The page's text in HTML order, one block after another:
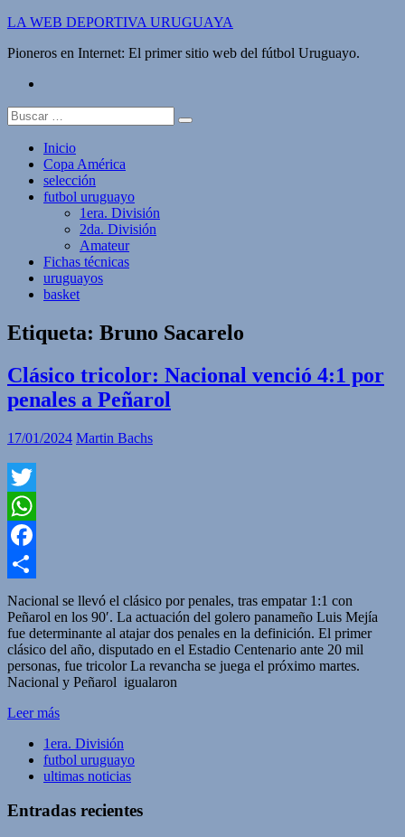
Saltar
contenido
LA WEB DEPORTIVA URUGUAYA
Pioneros en Internet: El primer sitio web del fútbol Uruguayo.
Buscar:
Inicio
Copa América
selección
futbol uruguayo
1era. División
2da. División
Amateur
Fichas técnicas
uruguayos
basket
Etiqueta: Bruno Sacarelo
Clásico tricolor: Nacional venció 4:1 por
penales a Peñarol
17/01/2024 Martin Bachs
Twitter
WhatsApp
Facebook
Compartir
Nacional se llevó el clásico por penales, tras empatar 1:1 con
Peñarol en los 90′. La actuación del golero panameño Luis Mejía
fue determinante al atajar dos penales en la definición. El primer
clásico del año, disputado en el Estadio Centenario ante 20 mil
personas, fue tricolor La revancha se juega el próximo martes.
Nacional y Peñarol igualaron
Leer más
1era. División
futbol uruguayo
ultimas noticias
Entradas recientes